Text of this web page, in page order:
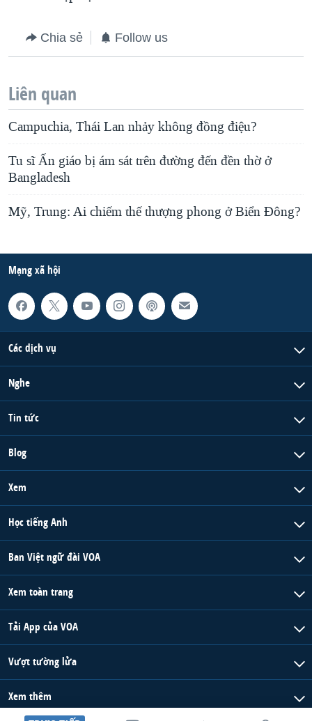
Chia sẻ Follow us
Liên quan
Campuchia, Thái Lan nhảy không đồng điệu?
Tu sĩ Ấn giáo bị ám sát trên đường đến đền thờ ở
Bangladesh
Mỹ, Trung: Ai chiếm thế thượng phong ở Biển Đông?
Mạng xã hội
Các dịch vụ
Nghe
Tin tức
Blog
Xem
Học tiếng Anh
Ban Việt ngữ đài VOA
Xem toàn trang
Tải App của VOA
Vượt tường lửa
Xem thêm